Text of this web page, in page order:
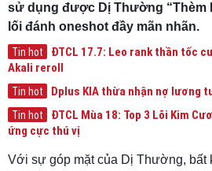
sử dụng được Dị Thường “Thèm
lối đánh oneshot đầy mãn nhãn.
Tin hot
ĐTCL 17.7: Leo rank thần tốc
Akali reroll
Tin hot Dplus KIA thừa nhận nợ lương
Tin hot
ĐTCL Mùa 18: Top 3 Lõi Kim
ứng cực thú vị
Với sự góp mặt của Dị Thường, bất